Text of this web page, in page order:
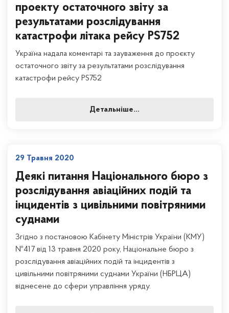
проекту остаточного звіту за
результатами розслідування
катастрофи літака рейсу PS752
Україна надала коментарі та зауваження до проєкту
остаточного звіту за результатами розслідування
катастрофи рейсу PS752
Детальніше...
29 Травня 2020
Деякі питання Національного бюро з
розслідування авіаційних подій та
інцидентів з цивільними повітряними
суднами
Згідно з постановою Кабінету Міністрів України (КМУ)
№417 від 13 травня 2020 року, Національне бюро з
розслідування авіаційних подій та інцидентів з
цивільними повітряними суднами України (НБРЦА)
віднесене до сфери управління уряду.